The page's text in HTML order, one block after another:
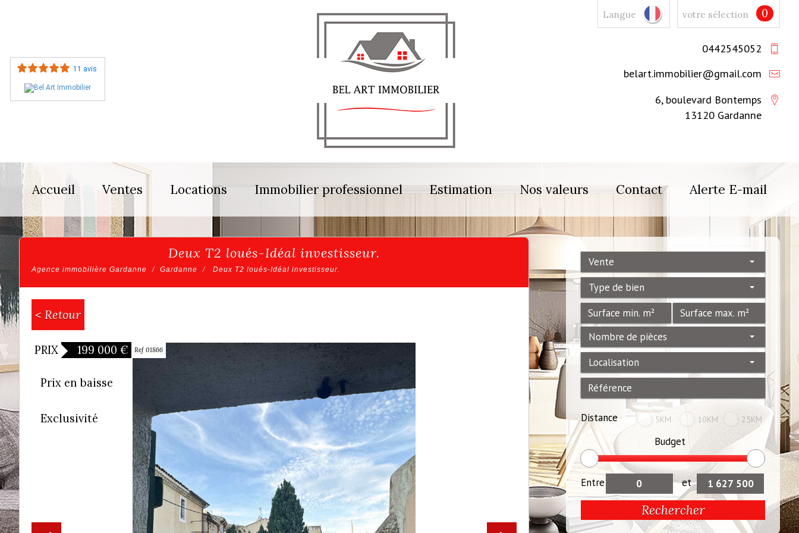
Langue votre sélection 0
0442545052
belart.immobilier@gmail.com
6, boulevard Bontemps
13120 Gardanne
11 avis
Accueil Ventes Locations Immobilier professionnel Estimation Nos valeurs Contact Alerte E-mail
Vente
Type de bien
Nombre de pièces
Localisation
Distance 5KM 10KM 25KM
Budget
Entre et
Rechercher
Deux T2 loués-Idéal investisseur.
Agence immobilière Gardanne Gardanne Deux T2 loués-Idéal investisseur.
< Retour
PRIX 199 000 € Ref 01866
Exclusivité
Prix en baisse